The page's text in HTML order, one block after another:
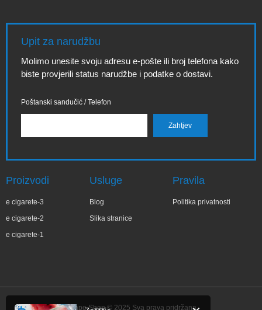
Upit za narudžbu
Molimo unesite svoju adresu e-pošte ili broj telefona kako
biste provjerili status narudžbe i podatke o dostavi.
Poštanski sandučić / Telefon
Proizvodi
e cigarete-3
e cigarete-2
e cigarete-1
Usluge
Blog
Slika stranice
Pravila
Politika privatnosti
IBVape Shop © 2025 Sva prava pridržana.